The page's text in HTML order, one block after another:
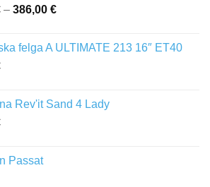
– 386,00 €
321,60 €
felga A ULTIMATE 213 16″ ET40
Rev'it Sand 4 Lady
Passat